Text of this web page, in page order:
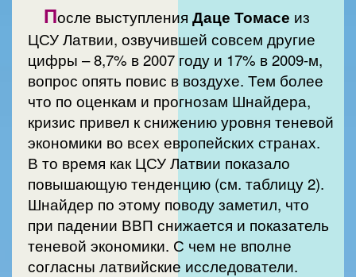
После выступления Даце Томасе из
ЦСУ Латвии, озвучившей совсем другие
цифры – 8,7% в 2007 году и 17% в 2009-м,
вопрос опять повис в воздухе. Тем более
что по оценкам и прогнозам Шнайдера,
кризис привел к снижению уровня теневой
экономики во всех европейских странах.
В то время как ЦСУ Латвии показало
повышающую тенденцию (см. таблицу 2).
Шнайдер по этому поводу заметил, что
при падении ВВП снижается и показатель
теневой экономики. С чем не вполне
согласны латвийские исследователи.